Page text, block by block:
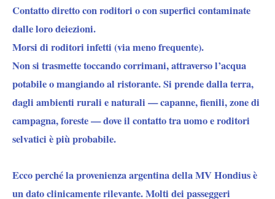
Contatto diretto con roditori o con superfici contaminate
dalle loro deiezioni.
Morsi di roditori infetti (via meno frequente).
Non si trasmette toccando corrimani, attraverso l’acqua
potabile o mangiando al ristorante. Si prende dalla terra,
dagli ambienti rurali e naturali — capanne, fienili, zone di
campagna, foreste — dove il contatto tra uomo e roditori
selvatici è più probabile.
Ecco perché la provenienza argentina della MV Hondius è
un dato clinicamente rilevante. Molti dei passeggeri